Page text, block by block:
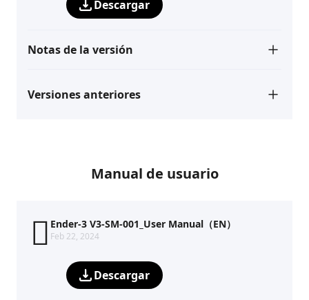
Descargar
Notas de la versión
Versiones anteriores
Manual de usuario
Ender-3 V3-SM-001_User Manual（EN）
Feb 22, 2024
Descargar